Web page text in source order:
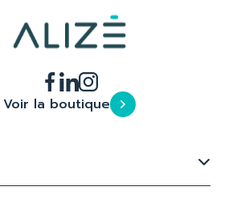
Voir la boutique